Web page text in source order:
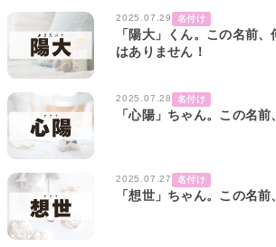
2025.07.29 名付け
「陽大」くん。この名前
はありません！
2025.07.28 名付け
「心陽」ちゃん。この名前
2025.07.27 名付け
「想世」ちゃん。この名前